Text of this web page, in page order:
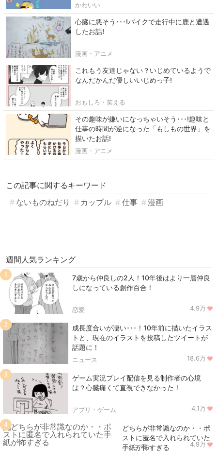
かわいい
心臓に悪そう･･･!バイクで走行中に鹿と遭遇
したお話!
漫画・アニメ
これもう友達じゃない？いじめているようで
なんだかんだ優しいいじめっ子!
おもしろ・笑える
その趣味が嫌いになっちゃいそう･･･!趣味と
仕事の時間が逆になった「もしもの世界」を
描いたお話!
漫画・アニメ
この記事に関するキーワード
ないものねだり
カップル 仕事 漫画
週間人気ランキング
7歳から仲良しの2人！10年後はより一層仲良
しになっている創作百合！
恋愛 4.9万
1
成長度合いが凄い･･･！10年前に描いたイラス
トと、現在のイラストを投稿したツイートが
話題に！
ニュース 18.6万
2
ゲーム実況プレイ配信を見る制作者の心境
は？心臓痛くて直視できなかった！
アプリ・ゲーム 4.1万
3
どちらが非常識なのか・・ポ
ストに匿名で入れられていた
手紙が怖すぎる
ニュース 4.9万
4